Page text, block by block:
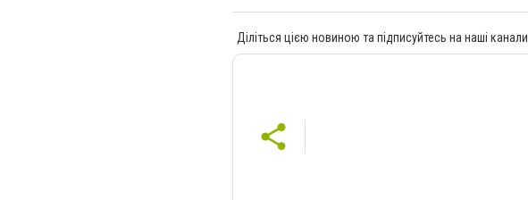
Діліться цією новиною та підписуйтесь на наші канали